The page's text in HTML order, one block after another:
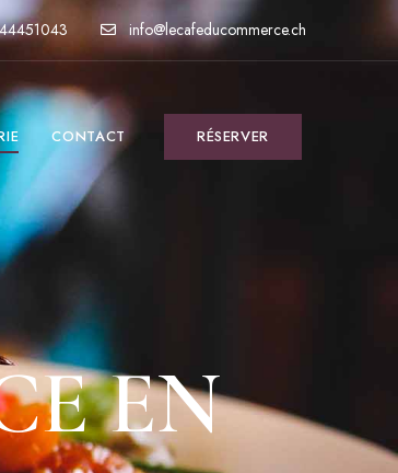
info@lecafeducommerce.ch
CONTACT RÉSERVER
EN